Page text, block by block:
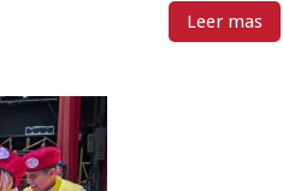
Leer mas